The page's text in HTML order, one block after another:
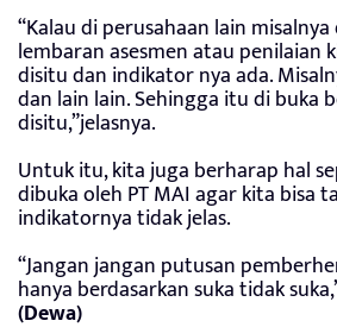
“Kalau di perusahaan lain misalnya
lembaran asesmen atau
disitu dan indikator nya ada.
dan lain lain. Sehingga itu di buka
disitu,”jelasnya.
Untuk itu, kita juga berharap hal
dibuka oleh PT MAI agar kita bisa
indikatornya tidak jelas.
“Jangan jangan putusan
hanya berdasarkan suka tidak
(Dewa)